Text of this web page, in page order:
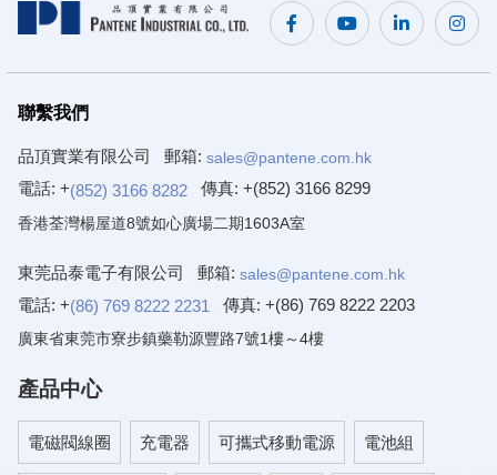
聯繫我們
品頂實業有限公司 郵箱: sales@pantene.com.hk
電話: +(852) 3166 8282 傳真: +(852) 3166 8299
香港荃灣楊屋道8號如心廣場二期1603A室
東莞品泰電子有限公司 郵箱: sales@pantene.com.hk
電話: +(86) 769 8222 2231 傳真: +(86) 769 8222 2203
廣東省東莞市寮步鎮藥勒源豐路7號1樓～4樓
產品中心
電磁閥線圈 充電器 可攜式移動電源 電池組